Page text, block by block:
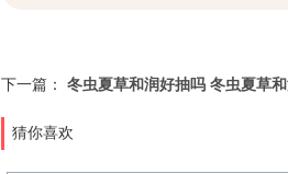
下一篇： 冬虫夏草和润好抽吗 冬虫夏草
猜你喜欢